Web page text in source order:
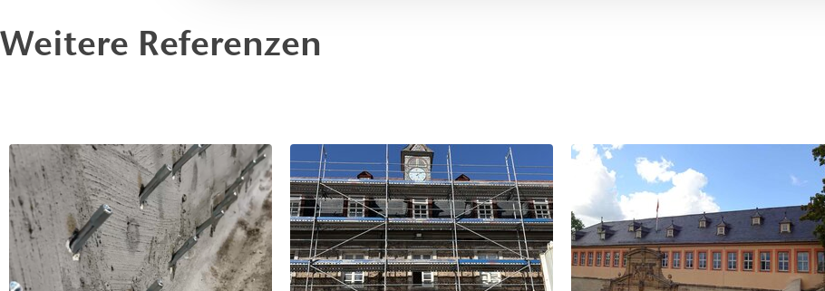
Weitere Referenzen